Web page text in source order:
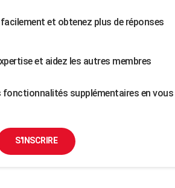
et obtenez plus de réponses
et aidez les autres membres
supplémentaires en vous
S'INSCRIRE